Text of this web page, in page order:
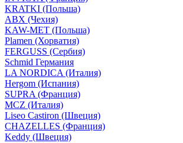
KRATKI (Польша)
ABX (Чехия)
KAW-MET (Польша)
Plamen (Хорватия)
FERGUSS (Сербия)
Schmid Германия
LA NORDICA (Италия)
Hergom (Испания)
SUPRA (Франция)
MCZ (Италия)
Liseo Castiron (Швеция)
CHAZELLES (Франция)
Keddy (Швеция)